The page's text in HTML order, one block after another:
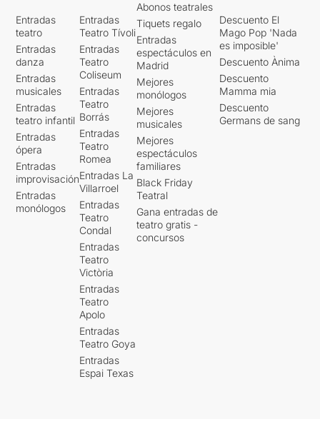
Entradas
teatro
Entradas
danza
Entradas
musicales
Entradas
teatro infantil
Entradas
ópera
Entradas
improvisación
Entradas
monólogos
Entradas
Teatro Tívoli
Entradas
Teatro
Coliseum
Entradas
Teatro
Borrás
Entradas
Teatro
Romea
Entradas La
Villarroel
Entradas
Teatro
Condal
Entradas
Teatro
Victòria
Entradas
Teatro
Apolo
Entradas
Teatro Goya
Entradas
Espai Texas
Abonos teatrales
Tiquets regalo
Entradas
espectáculos en
Madrid
Mejores
monólogos
Mejores
musicales
Mejores
espectáculos
familiares
Black Friday
Teatral
Gana entradas de
teatro gratis -
concursos
Descuento El
Mago Pop 'Nada
es imposible'
Descuento Ànima
Descuento
Mamma mia
Descuento
Germans de sang